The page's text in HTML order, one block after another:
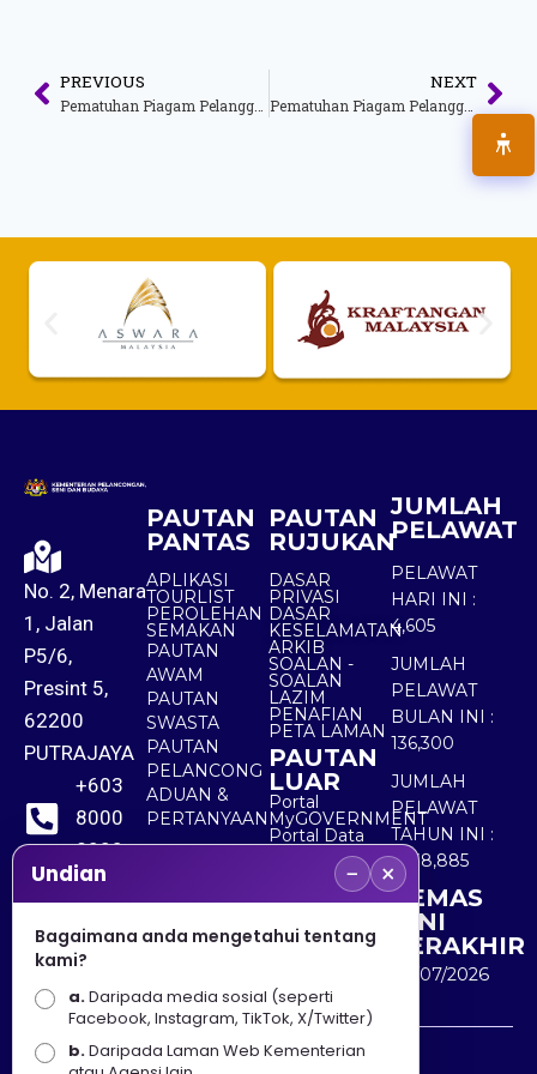
PREVIOUS NEXT
Pematuhan Piagam Pelanggan Ogos 2015
No. 2, Menara
1, Jalan
P5/6,
Presint 5,
62200
PUTRAJAYA
+603
8000
8000
+603
8891
7100
PAUTAN
PANTAS
APLIKASI
TOURLIST
PEROLEHAN
SEMAKAN
PAUTAN
AWAM
PAUTAN
SWASTA
PAUTAN
PELANCONG
ADUAN &
PERTANYAAN
PAUTAN
RUJUKAN
DASAR
PRIVASI
DASAR
KESELAMATAN
ARKIB
SOALAN -
SOALAN
LAZIM
PENAFIAN
PETA LAMAN
PAUTAN
LUAR
Portal
MyGOVERNMENT
Portal Data
Terbuka
Sektor Awam
JUMLAH
PELAWAT
PELAWAT
HARI INI :
4,605
JUMLAH
PELAWAT
BULAN INI :
136,300
JUMLAH
PELAWAT
TAHUN INI :
5,538,885
KEMAS
KINI
TERAKHIR
30/07/2026
Penafian : Kerajaan Malaysia dan Kementerian
Undian − ×
Bagaimana anda mengetahui tentang
kami?
a.Daripada media sosial (seperti
Facebook, Instagram, TikTok, X/Twitter)
b.Daripada Laman Web Kementerian